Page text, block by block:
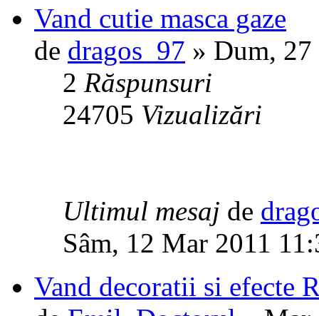
Vand cutie masca gaze
de dragos_97 » Dum, 27
2 Răspunsuri
24705 Vizualizări
Ultimul mesaj de
Sâm, 12 Mar 2011
Vand decoratii si efecte